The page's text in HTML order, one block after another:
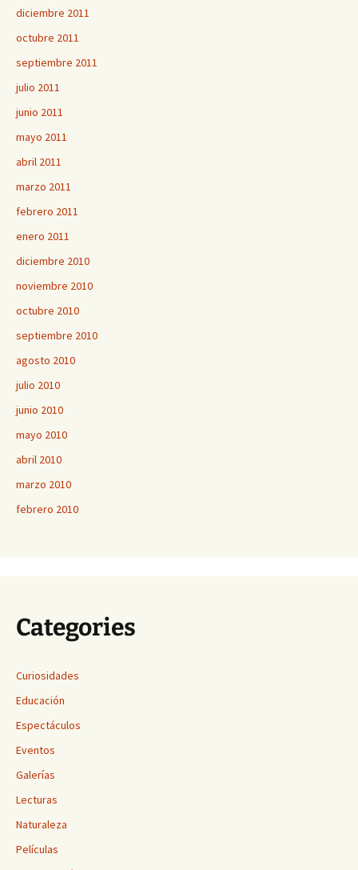
diciembre 2011
octubre 2011
septiembre 2011
julio 2011
junio 2011
mayo 2011
abril 2011
marzo 2011
febrero 2011
enero 2011
diciembre 2010
noviembre 2010
octubre 2010
septiembre 2010
agosto 2010
julio 2010
junio 2010
mayo 2010
abril 2010
marzo 2010
febrero 2010
Categories
Curiosidades
Educación
Espectáculos
Eventos
Galerías
Lecturas
Naturaleza
Películas